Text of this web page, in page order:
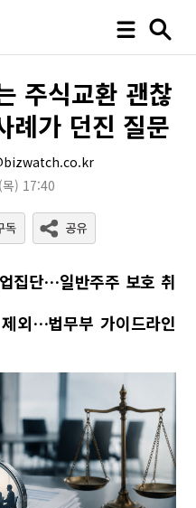
주식교환 괜찮
가 던진 질문
) 17:40
집단…일반주주 보호 취
외…법무부 가이드라인